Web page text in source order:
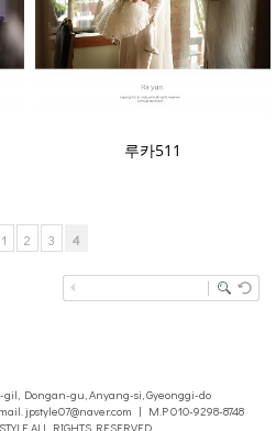
루카511
1 2 3 4
Dongan-gu, Anyang-si, Gyeonggi-do
jpstyle07@naver.com | M.P 010-9298-8748
ALL RIGHTS RESERVED.